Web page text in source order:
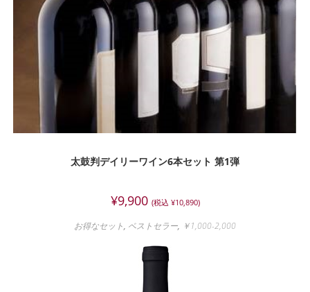
太鼓判デイリーワイン6本セット 第1弾
¥9,900 (税込 ¥10,890)
お得なセット, ベストセラー, ￥1,000-2,000